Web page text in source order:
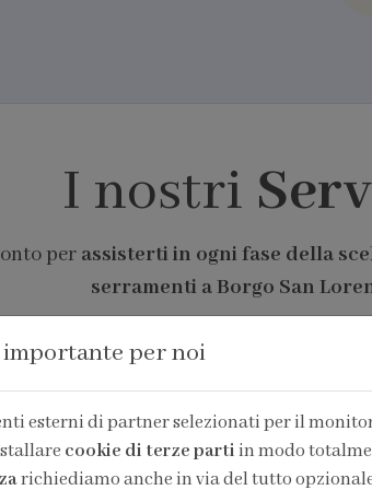
I nostri
per assisterti in ogni fase della
serramenti a Borgo San
importante per noi
esterni di partner selezionati per il
cookie di terze partiin modo
richiediamo anche in via del tutto